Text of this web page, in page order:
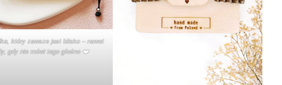
który zawsze jest blisko – nawet
gdy nie mówi tego głośno ❤️